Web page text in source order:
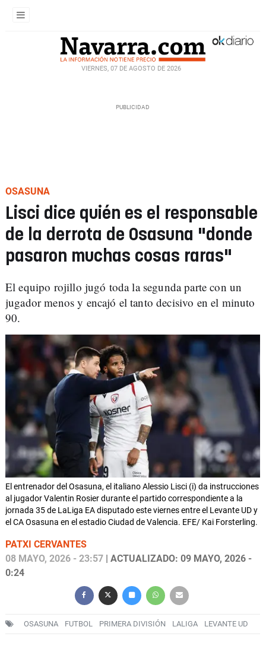
VIERNES, 07 DE AGOSTO DE 2026
OSASUNA
Lisci dice quién es el responsable
de la derrota de Osasuna "donde
pasaron muchas cosas raras"
El equipo rojillo jugó toda la segunda parte con un
jugador menos y encajó el tanto decisivo en el minuto
90.
El entrenador del Osasuna, el italiano Alessio Lisci (i) da instrucciones
al jugador Valentin Rosier durante el partido correspondiente a la
jornada 35 de LaLiga EA disputado este viernes entre el Levante UD y
el CA Osasuna en el estadio Ciudad de Valencia. EFE/ Kai Forsterling.
PATXI CERVANTES
08 MAYO, 2026 - 23:57 | ACTUALIZADO: 09 MAYO, 2026 -
0:24
OSASUNA FUTBOL PRIMERA DIVISIÓN LALIGA LEVANTE UD